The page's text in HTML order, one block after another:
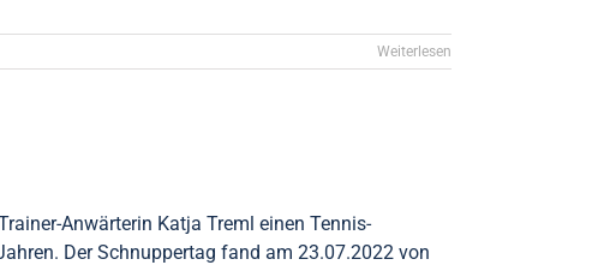
Weiterlesen
Anwärterin Katja Treml einen Tennis-
Der Schnuppertag fand am 23.07.2022 von